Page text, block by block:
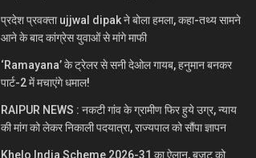
प्रदेश प्रवक्ता ujjwal dipak ने बोला हमला, कहा-तथ्य सामने
आने के बाद कांग्रेस युवाओं से मांगे माफी
‘Ramayana’ के ट्रेलर से सनी देओल गायब, हनुमान बनकर
पार्ट-2 में मचाएंगे धमाल!
RAIPUR NEWS : नकटी गांव के ग्रामीण फिर हुये उग्र, न्याय
की मांग को लेकर निकाली पदयात्रा, राज्यपाल को सौंपा ज्ञापन
Khelo India Scheme 2026-31 का ऐलान, बजट को